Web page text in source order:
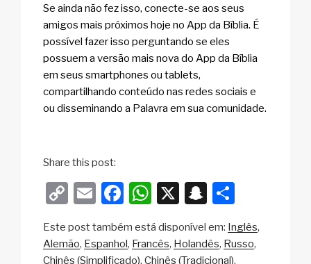
Se ainda não fez isso, conecte-se aos seus
amigos mais próximos hoje no App da Bíblia. É
possível fazer isso perguntando se eles
possuem a versão mais nova do App da Bíblia
em seus smartphones ou tablets,
compartilhando conteúdo nas redes sociais e
ou disseminando a Palavra em sua comunidade.
Share this post:
C
p
E
ail
F
c
W
at
X
S
a ar
Este post também está disponível em: Inglês
Alemão Espanhol Francês Holandês Russo
Chinês (Simplificado) Chinês (Tradicional)